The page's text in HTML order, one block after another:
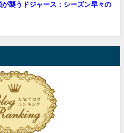
が襲うドジャース：シーズン早々の